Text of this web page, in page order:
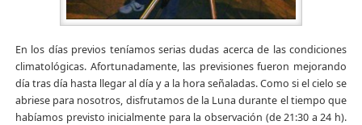
En los días previos teníamos serias dudas acerca de las condiciones
climatológicas. Afortunadamente, las previsiones fueron mejorando
día tras día hasta llegar al día y a la hora señaladas. Como si el cielo se
abriese para nosotros, disfrutamos de la Luna durante el tiempo que
habíamos previsto inicialmente para la observación (de 21:30 a 24 h).